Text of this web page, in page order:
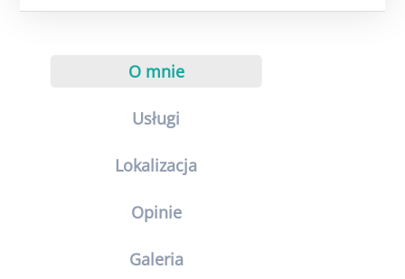
O mnie
Usługi
Lokalizacja
Opinie
Galeria